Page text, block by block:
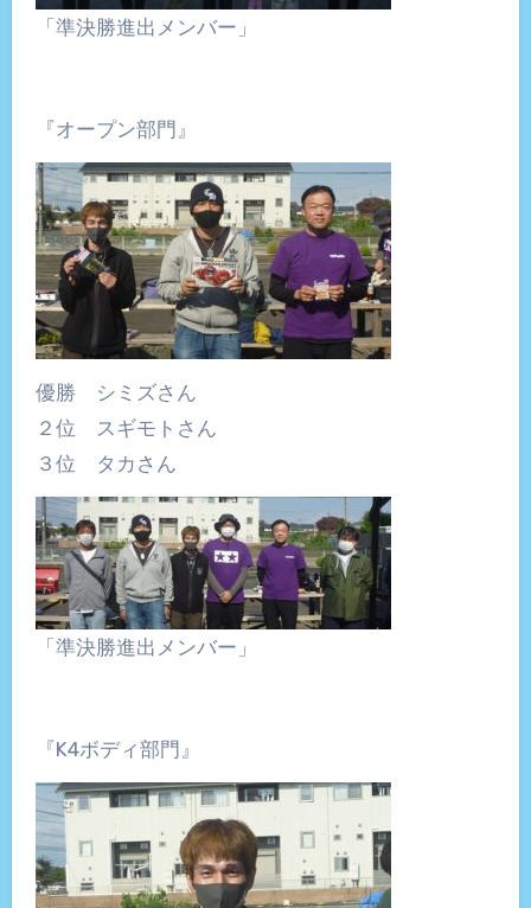
「準決勝進出メンバー」
『オープン部門』
優勝 シミズさん
２位 スギモトさん
３位 タカさん
「準決勝進出メンバー」
『K4ボディ部門』